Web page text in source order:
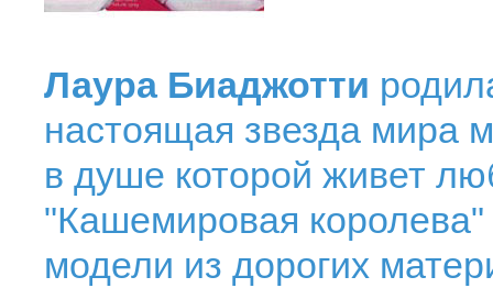
Лаура Биаджотти
настоящая звезда мира
в душе которой живет
"Кашемировая
модели из дорогих